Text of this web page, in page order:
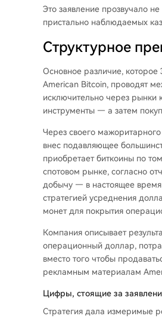
Это заявление прозвучало
пристально наблюдаемых
Структурное
Основное различие,
American Bitcoin, проводят
исключительно через
инструменты — а затем
Через своего
внес подавляющее
приобретает биткоины по
спотовом рынке, согласно
добычу — в настоящее
стратегией усреднения
монет для покрытия
Компания описывает
операционный доллар,
вместо того чтобы
рекламным материалам
Цифры, стоящие за
Стратегия дала измеримые